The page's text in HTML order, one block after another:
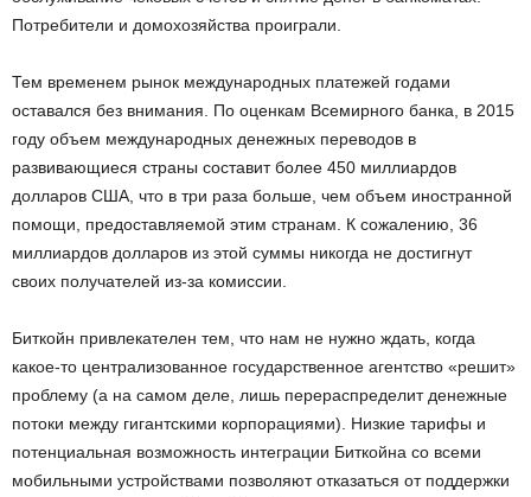
Потребители и домохозяйства проиграли.
Тем временем рынок международных платежей годами
оставался без внимания. По оценкам Всемирного банка, в 2015
году объем международных денежных переводов в
развивающиеся страны составит более 450 миллиардов
долларов США, что в три раза больше, чем объем иностранной
помощи, предоставляемой этим странам. К сожалению, 36
миллиардов долларов из этой суммы никогда не достигнут
своих получателей из-за комиссии.
Биткойн привлекателен тем, что нам не нужно ждать, когда
какое-то централизованное государственное агентство «решит»
проблему (а на самом деле, лишь перераспределит денежные
потоки между гигантскими корпорациями). Низкие тарифы и
потенциальная возможность интеграции Биткойна со всеми
мобильными устройствами позволяют отказаться от поддержки